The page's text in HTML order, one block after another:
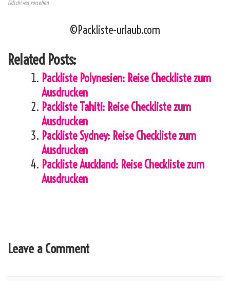
Fidschi was vorsehen
©Packliste-urlaub.com
Related Posts:
Packliste Polynesien: Reise Checkliste zum
Ausdrucken
Packliste Tahiti: Reise Checkliste zum
Ausdrucken
Packliste Sydney: Reise Checkliste zum
Ausdrucken
Packliste Auckland: Reise Checkliste zum
Ausdrucken
Leave a Comment